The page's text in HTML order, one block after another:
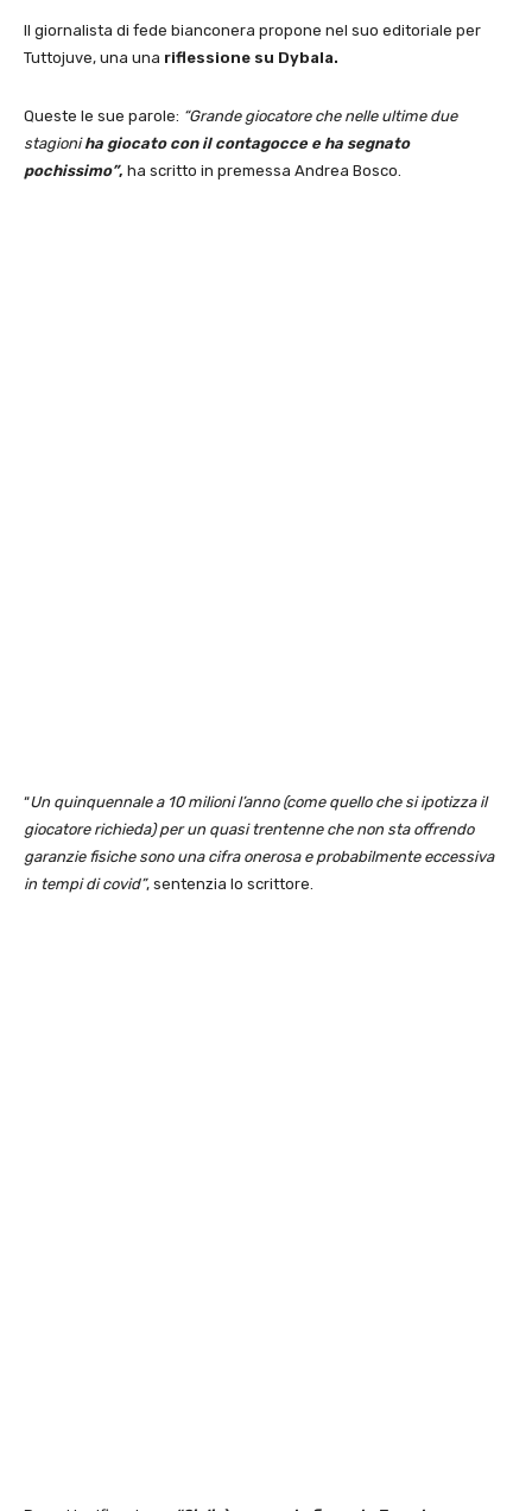
Il giornalista di fede bianconera propone nel suo editoriale per
Tuttojuve, una una riflessione su Dybala.
Queste le sue parole: “Grande giocatore che nelle ultime due
stagioniha giocato con il contagocce e ha segnato
pochissimo”, ha scritto in premessa Andrea Bosco.
“Un quinquennale a 10 milioni l’anno (come quello che si ipotizza il
giocatore richieda) per un quasi trentenne che non sta offrendo
garanzie fisiche sono una cifra onerosa e probabilmente eccessiva
in tempi di covid”, sentenzia lo scrittore.